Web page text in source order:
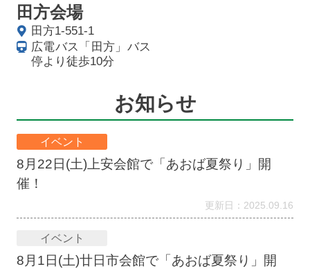
田方会場
田方1-551-1
広電バス「田方」バス
停より徒歩10分
お知らせ
イベント
8月22日(土)上安会館で「あおば夏祭り」開
催！
更新日：2025.09.16
イベント
8月1日(土)廿日市会館で「あおば夏祭り」開